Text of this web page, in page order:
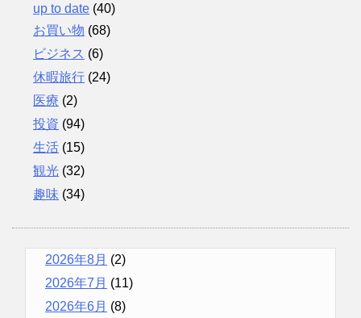
up to date (40)
お買い物 (68)
ビジネス (6)
休暇旅行 (24)
医療 (2)
投資 (94)
生活 (15)
観光 (32)
趣味 (34)
2026年8月 (2)
2026年7月 (11)
2026年6月 (8)